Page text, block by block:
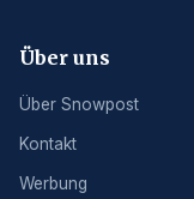
Über uns
Über Snowpost
Kontakt
Werbung